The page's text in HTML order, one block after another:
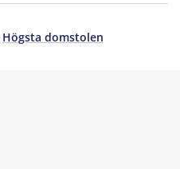
Högsta domstolen